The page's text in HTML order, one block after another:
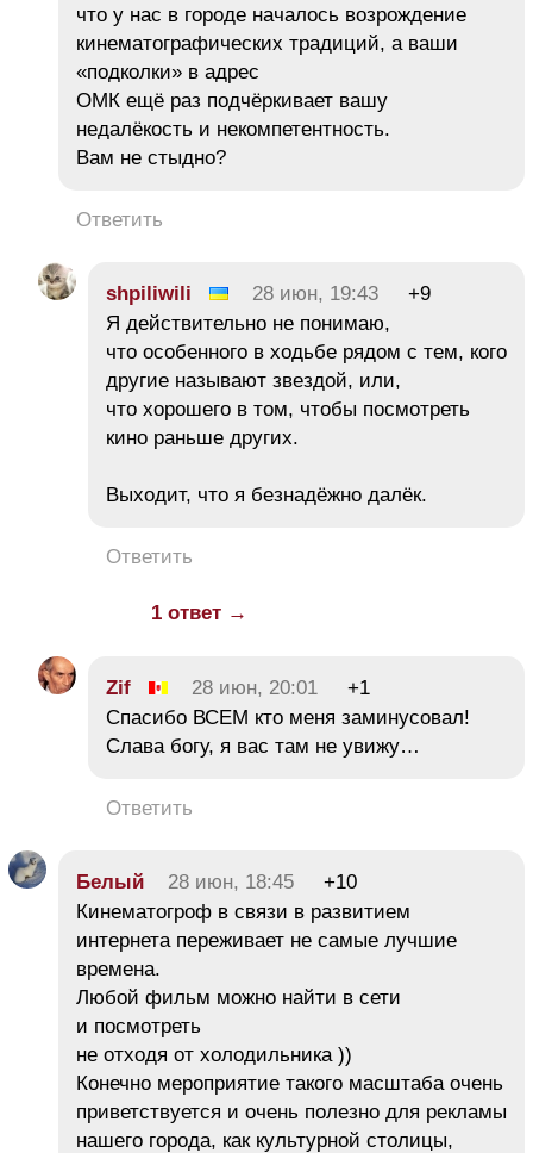
что у нас в городе началось возрождение
кинематографических традиций, а ваши
«подколки» в адрес
ОМК ещё раз подчёркивает вашу
недалёкость и некомпетентность.
Вам не стыдно?
Ответить
shpiliwili 28 июн, 19:43
+9
Я действительно не понимаю,
что особенного в ходьбе рядом с тем, кого
другие называют звездой, или,
что хорошего в том, чтобы посмотреть
кино раньше других.
Выходит, что я безнадёжно далёк.
Ответить
1 ответ →
Zif 28 июн, 20:01
+1
Спасибо ВСЕМ кто меня заминусовал!
Слава богу, я вас там не увижу…
Ответить
Белый 28 июн, 18:45
+10
Кинематогроф в связи в развитием
интернета переживает не самые лучшие
времена.
Любой фильм можно найти в сети
и посмотреть
не отходя от холодильника ))
Конечно мероприятие такого масштаба очень
приветствуется и очень полезно для рекламы
нашего города, как культурной столицы,